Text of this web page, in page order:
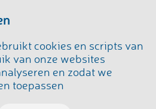
cookies en scripts van
van onze websites
en zodat we
toepassen